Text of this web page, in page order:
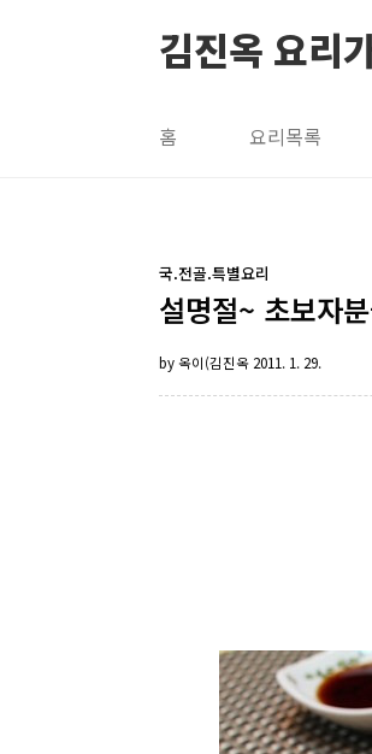
김진옥 요리
홈 요리목록
국.전골.특별요리
설명절~ 초보자
by 옥이(김진옥 2011. 1. 29.